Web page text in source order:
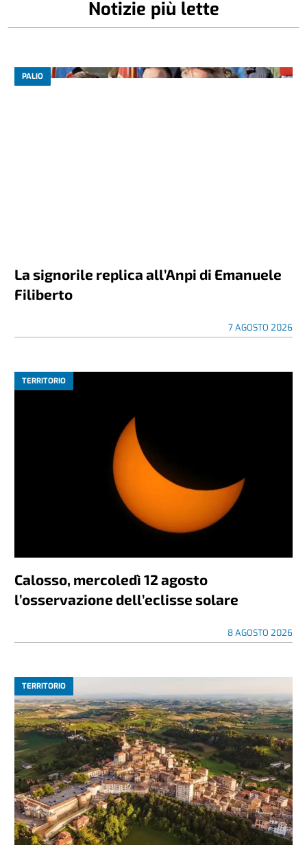
Notizie più lette
PALIO
La signorile replica all’Anpi di Emanuele
Filiberto
7 AGOSTO 2026
TERRITORIO
Calosso, mercoledì 12 agosto
l’osservazione dell’eclisse solare
8 AGOSTO 2026
TERRITORIO